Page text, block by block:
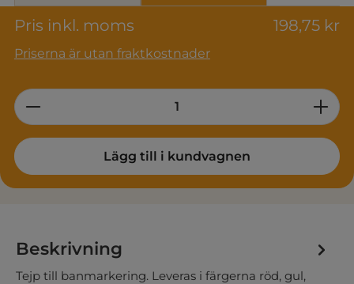
Pris inkl. moms 198,75 kr
Priserna är utan fraktkostnader
Product Quantity: Enter the desired
Lägg till i kundvagnen
Beskrivning
Tejp till banmarkering. Leveras i färgerna röd, gul,